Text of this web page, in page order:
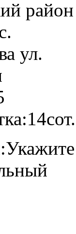
район
ул.
14сот.
Укажите